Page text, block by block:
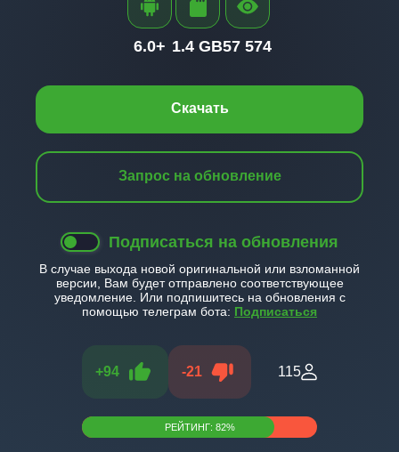
Скачать
Запрос на обновление
Подписаться на обновления
В случае выхода новой оригинальной или взломанной
версии, Вам будет отправлено соответствующее
уведомление. Или подпишитесь на обновления с
помощью телеграм бота: Подписаться
+94 -21 115
РЕЙТИНГ: 82%
6.0+ 1.4 GB57 574